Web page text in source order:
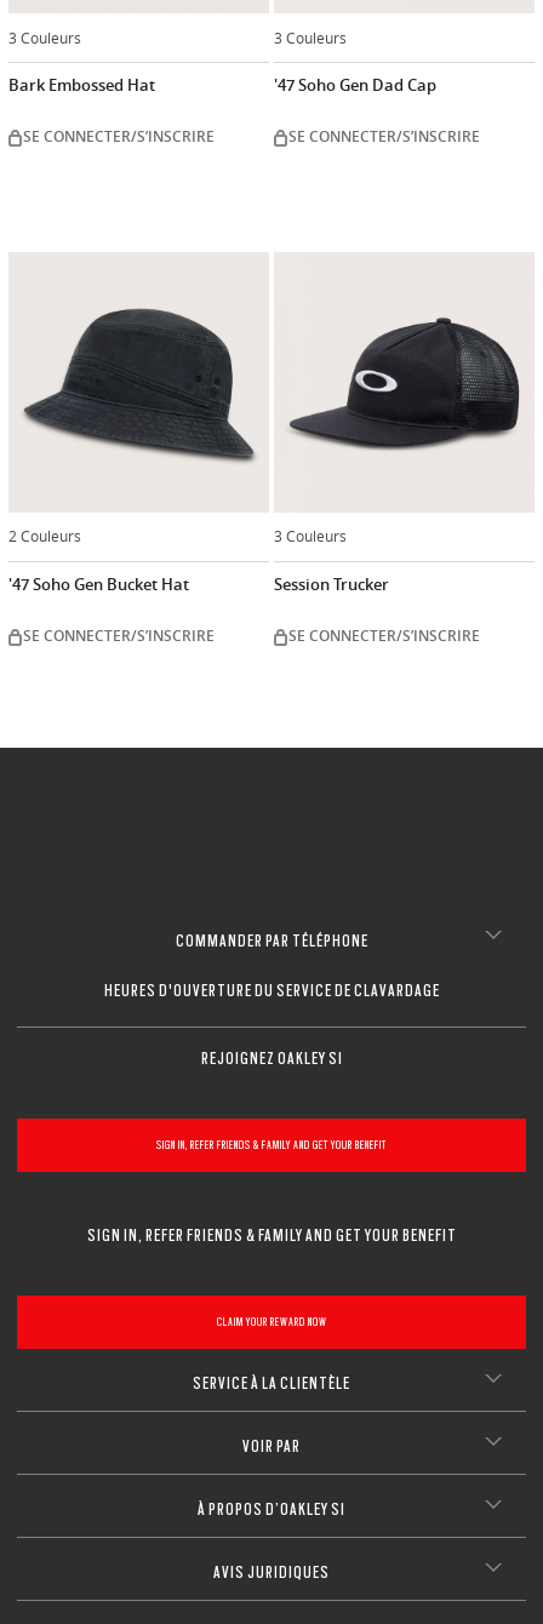
3 Couleurs
Bark Embossed Hat
SE CONNECTER/S’INSCRIRE
3 Couleurs
'47 Soho Gen Dad Cap
SE CONNECTER/S’INSCRIRE
2 Couleurs
'47 Soho Gen Bucket Hat
SE CONNECTER/S’INSCRIRE
3 Couleurs
Session Trucker
SE CONNECTER/S’INSCRIRE
COMMANDER PAR TÉLÉPHONE
HEURES D'OUVERTURE DU SERVICE DE CLAVARDAGE
REJOIGNEZ OAKLEY SI
SIGN IN, REFER FRIENDS & FAMILY AND GET YOUR BENEFIT
SIGN IN, REFER FRIENDS & FAMILY AND GET YOUR BENEFIT
CLAIM YOUR REWARD NOW
SERVICE À LA CLIENTÈLE
VOIR PAR
À PROPOS D’OAKLEY SI
AVIS JURIDIQUES